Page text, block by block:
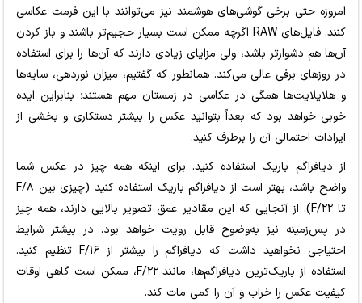
امروزه حتی برخی گوشی‌های هوشمند نیز می‌توانند با این فرمت عکاسی
کنند. فایل‌های RAW اگرچه ممکن است بسیار حجیم‌تر باشند و باز کردن
آن‌ها هم دشوارتر باشد، ولی مزایای زیادی دارند که آن‌ها را برای استفاده
در روزهای برفی عالی می‌کند. همانطور که گفتیم، میزان نوردهی، سایه‌ها
و هلایلایت‌ها همگی در عکاسی در زمستان مهم هستند؛ بنابراین ایده
خوبی خواهد بود که بعداً بتوانید عکس را بیشتر دستکاری و بخشی از
ایرادات احتمالی آن را برطرف کنید.
از دیافراگم باریک استفاده کنید. برای اینکه همه چیز در عکس شما
واضح باشد، بهتر است از دیافراگم باریک استفاده کنید (چیزی بین F/۸
تا F/۲۲). از آنجایی که این مقادیر عمق تصویر بالایی دارند، همه چیز
در پس‌زمینه نیز به‌وضوح قابل رویت خواهد بود. در بیشتر شرایط
احتیاجی نخواهید داشت که دیافراگم را بیشتر از F/۱۶ تنظیم کنید.
استفاده از باریک‌ترین دیافراگم‌ها، مانند F/۲۲، ممکن است گاهی اوقات
کیفیت عکس را خراب و آن را کمی مات کند.